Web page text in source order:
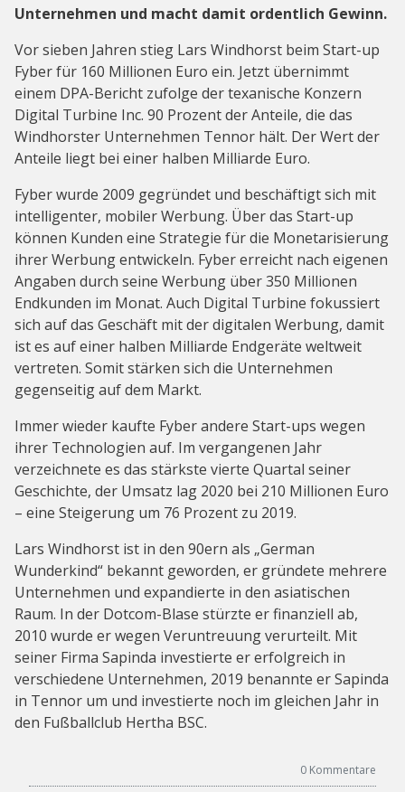
Unternehmen und macht damit ordentlich Gewinn.
Vor sieben Jahren stieg Lars Windhorst beim Start-up
Fyber für 160 Millionen Euro ein. Jetzt übernimmt
einem DPA-Bericht zufolge der texanische Konzern
Digital Turbine Inc. 90 Prozent der Anteile, die das
Windhorster Unternehmen Tennor hält. Der Wert der
Anteile liegt bei einer halben Milliarde Euro.
Fyber wurde 2009 gegründet und beschäftigt sich mit
intelligenter, mobiler Werbung. Über das Start-up
können Kunden eine Strategie für die Monetarisierung
ihrer Werbung entwickeln. Fyber erreicht nach eigenen
Angaben durch seine Werbung über 350 Millionen
Endkunden im Monat. Auch Digital Turbine fokussiert
sich auf das Geschäft mit der digitalen Werbung, damit
ist es auf einer halben Milliarde Endgeräte weltweit
vertreten. Somit stärken sich die Unternehmen
gegenseitig auf dem Markt.
Immer wieder kaufte Fyber andere Start-ups wegen
ihrer Technologien auf. Im vergangenen Jahr
verzeichnete es das stärkste vierte Quartal seiner
Geschichte, der Umsatz lag 2020 bei 210 Millionen Euro
– eine Steigerung um 76 Prozent zu 2019.
Lars Windhorst ist in den 90ern als „German
Wunderkind“ bekannt geworden, er gründete mehrere
Unternehmen und expandierte in den asiatischen
Raum. In der Dotcom-Blase stürzte er finanziell ab,
2010 wurde er wegen Veruntreuung verurteilt. Mit
seiner Firma Sapinda investierte er erfolgreich in
verschiedene Unternehmen, 2019 benannte er Sapinda
in Tennor um und investierte noch im gleichen Jahr in
den Fußballclub Hertha BSC.
0 Kommentare